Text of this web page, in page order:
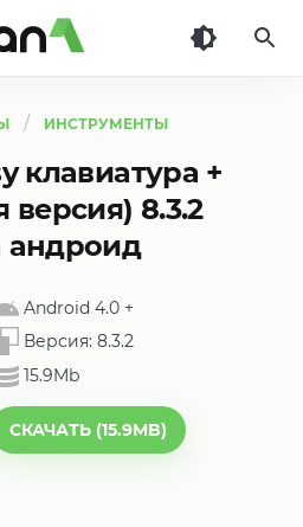
ИНСТРУМЕНТЫ
клавиатура +
версия) 8.3.2
андроид
Android 4.0 +
Версия: 8.3.2
15.9Mb
СКАЧАТЬ (15.9MB)